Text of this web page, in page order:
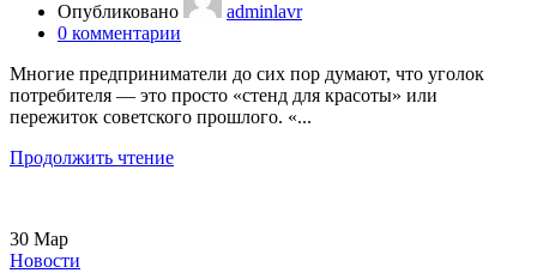
Опубликовано
adminlavr
0 комментарии
Многие предприниматели до сих пор думают, что уголок
потребителя — это просто «стенд для красоты» или
пережиток советского прошлого. «...
Продолжить чтение
30 Мар
Новости